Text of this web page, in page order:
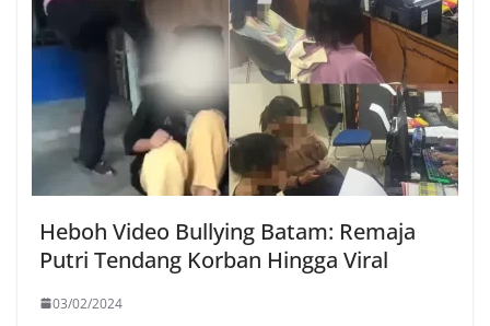
Heboh Video Bullying Batam: Remaja
Putri Tendang Korban Hingga Viral
03/02/2024